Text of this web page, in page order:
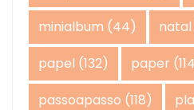
minialbum (44) natal
papel (132) paper
passoapasso (118)